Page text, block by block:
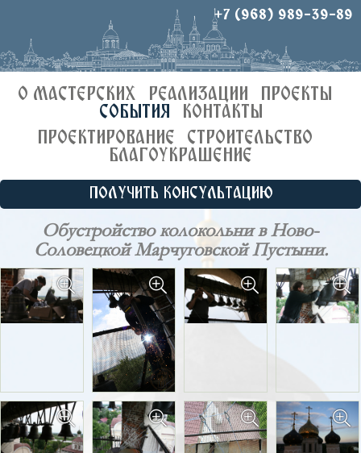
+7 (968) 989-39-89
О МАСТЕРСКИХ РЕАЛИЗАЦИИ
ПРОЕКТЫ
СОБЫТИЯ
КОНТАКТЫ
ПРОЕКТИРОВАНИЕ
СТРОИТЕЛЬСТВО
БЛАГОУКРАШЕНИЕ
ПОЛУЧИТЬ КОНСУЛЬТАЦИЮ
Обустройство колокольни в Ново-
Соловецкой Марчуговской Пустыни.